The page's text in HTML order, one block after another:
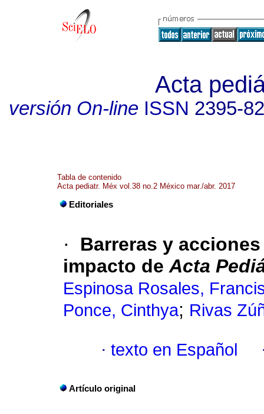
Acta
versión On-lineISSN 2395-
Tabla de contenido
Acta pediatr. Méx vol.38 no.2 México mar./abr. 2017
Editoriales
·
Barreras y
impacto deActa
Espinosa Rosales,
Ponce, Cinthya; Rivas
· texto en Español
Artículo original